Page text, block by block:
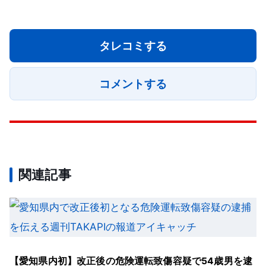
タレコミする
コメントする
関連記事
【愛知県内初】改正後の危険運転致傷容疑で54歳男を逮